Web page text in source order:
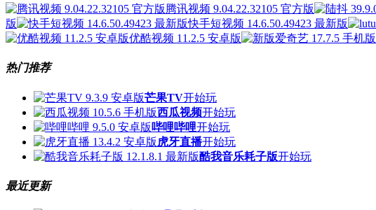
腾讯视频 9.04.22.32105 官方版
版
快手短视频 14.6.50.49423 最新版
优酷视频 11.2.5 安卓版
热门推荐
芒果TV开始玩
西瓜视频开始玩
哔哩哔哩开始玩
虎牙直播开始玩
酷我音乐耗子版开始玩
最近更新